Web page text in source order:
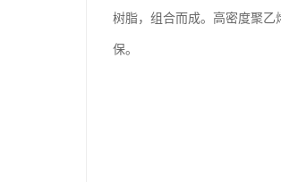
树脂，组合而成。高密度聚
保。